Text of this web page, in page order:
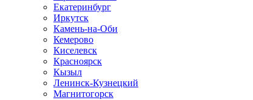
Екатеринбург
Иркутск
Камень-на-Оби
Кемерово
Киселевск
Красноярск
Кызыл
Ленинск-Кузнецкий
Магнитогорск